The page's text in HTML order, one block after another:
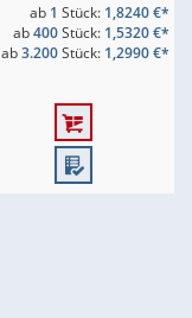
ab 1 Stück: 1,8240 €*
ab400Stück: 1,5320 €*
ab3.200Stück: 1,2990 €*